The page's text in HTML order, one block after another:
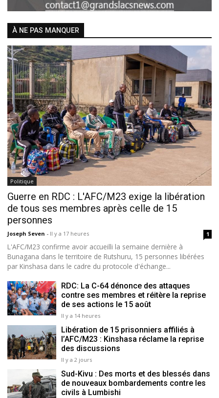
À NE PAS MANQUER
Politique
Guerre en RDC : L'AFC/M23 exige la libération
de tous ses membres après celle de 15
personnes
Joseph Seven - Il y a 17 heures 1
L'AFC/M23 confirme avoir accueilli la semaine dernière à
Bunagana dans le territoire de Rutshuru, 15 personnes libérées
par Kinshasa dans le cadre du protocole d'échange...
RDC: La C-64 dénonce des attaques
contre ses membres et réitère la reprise
de ses actions le 15 août
Il y a 14 heures
Libération de 15 prisonniers affiliés à
l’AFC/M23 : Kinshasa réclame la reprise
des discussions
Il y a 2 jours
Sud-Kivu : Des morts et des blessés dans
de nouveaux bombardements contre les
civils à Lumbishi